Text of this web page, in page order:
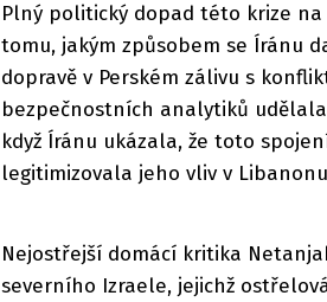
Plný politický dopad této krize
tomu, jakým způsobem se Íránu
dopravě v Perském zálivu s
bezpečnostních analytiků
když Íránu ukázala, že toto
legitimizovala jeho vliv v
Nejostřejší domácí kritika
severního Izraele, jejichž